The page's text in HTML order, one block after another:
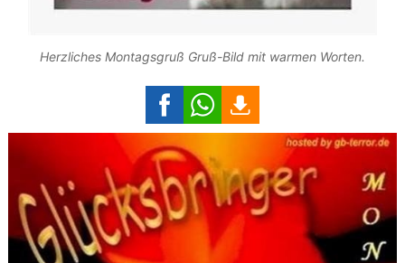
Herzliches Montagsgruß Gruß-Bild mit warmen Worten.